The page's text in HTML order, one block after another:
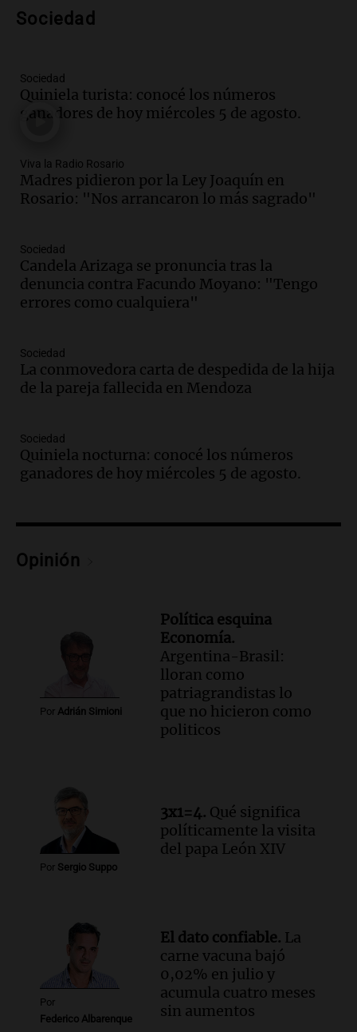
al mercado argentino
Audio.
Mundial de Natación de Invierno con
récords y atletas de 20 países
Audio.Conductor imputado por
accidente fatal en San Luis dejó tres
Episodios
Audio.Historiador de la UBA celebró la
marcha atrás en la Ley de Tierras:
“Frenamos un saqueo de recursos”
Episodios
Audio.Ahyre estuvo en el Estudio
Federal Sancor Seguros y adelantó su
Episodios
Audio.Cierre del Paso Internacional
Cristo Redentor por acumulación de
Audio.
Episodios
Audio. La Universidad de Milán y su
colaboración con la municipalidad para
la educación y parques
Panorama Federal
historia nacida en Córdoba
Viva la Radio
Episodios
Audio.
Monseñor Fenoy celebra la visita
de León XIV a Argentina y reflexiona
Episodios
Audio. El ministro de Economía de Santa
Fe relativiza el impacto del fallo sobre
jubilaciones en la provincia
Panorama Federal
Episodios
Sociedad
Sociedad
Quiniela turista: conocé los números
ganadores de hoy miércoles 5 de agosto.
Viva la Radio Rosario
Madres pidieron por la Ley Joaquín en
Rosario: "Nos arrancaron lo más sagrado"
Sociedad
Candela Arizaga se pronuncia tras la
denuncia contra Facundo Moyano: "Tengo
errores como cualquiera"
Sociedad
La conmovedora carta de despedida de la hija
de la pareja fallecida en Mendoza
Sociedad
Quiniela nocturna: conocé los números
ganadores de hoy miércoles 5 de agosto.
Opinión
Por Adrián Simioni
Política esquina
Economía.
Argentina-Brasil:
lloran como
patriagrandistas lo
que no hicieron como
politicos
Por Sergio Suppo
3x1=4. Qué significa
políticamente la visita
del papa León XIV
Por
Federico Albarenque
El dato confiable. La
carne vacuna bajó
0,02% en julio y
acumula cuatro meses
sin aumentos